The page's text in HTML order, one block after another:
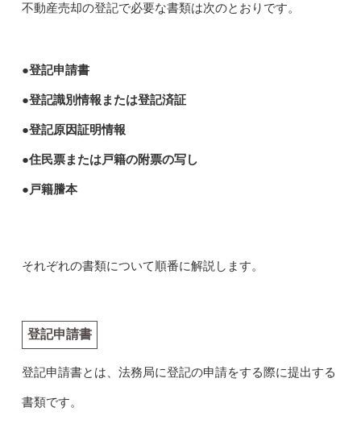
不動産売却の登記で必要な書類は次のとおりです。
●登記申請書
●登記識別情報または登記済証
●登記原因証明情報
●住民票または戸籍の附票の写し
●戸籍謄本
それぞれの書類について順番に解説します。
登記申請書
登記申請書とは、法務局に登記の申請をする際に提出する
書類です。